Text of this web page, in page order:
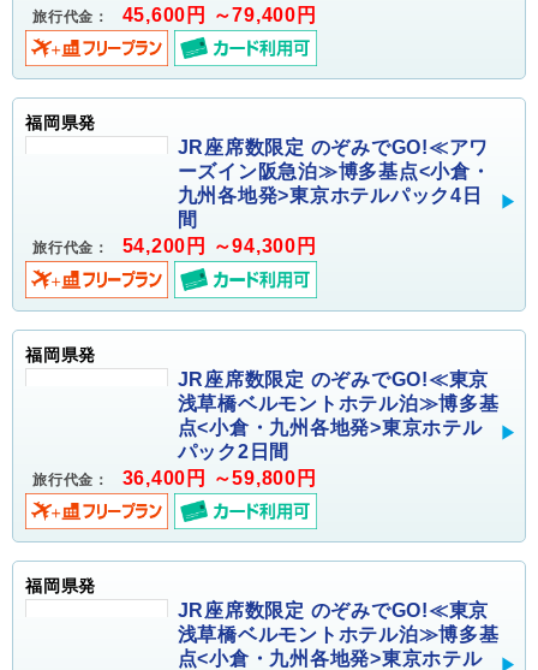
旅行代金： 45,600円 ～79,400円
福岡県発
JR座席数限定 のぞみでGO!≪アワ
ーズイン阪急泊≫博多基点<小倉・
九州各地発>東京ホテルパック4日
間
旅行代金： 54,200円 ～94,300円
福岡県発
JR座席数限定 のぞみでGO!≪東京
浅草橋ベルモントホテル泊≫博多基
点<小倉・九州各地発>東京ホテル
パック2日間
旅行代金： 36,400円 ～59,800円
福岡県発
JR座席数限定 のぞみでGO!≪東京
浅草橋ベルモントホテル泊≫博多基
点<小倉・九州各地発>東京ホテル